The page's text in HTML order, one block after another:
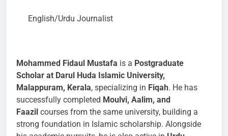
English/Urdu Journalist
Mohammed Fidaul Mustafa is a Postgraduate
Scholar at Darul Huda Islamic University,
Malappuram, Kerala, specializing in Fiqah. He has
successfully completed Moulvi, Aalim, and
Faazil courses from the same university, building a
strong foundation in Islamic scholarship. Alongside